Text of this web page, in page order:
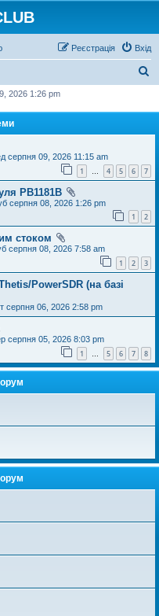
Вхід
Реєстрація
2026 1:26 pm
серпня 09, 2026 11:15 am
1 … 4 5 6 7
PB1181B
серпня 08, 2026 1:26 pm
1 2
стоком
серпня 08, 2026 7:58 am
1 2 3
PowerSDR (на базі
серпня 06, 2026 2:58 pm
серпня 05, 2026 8:03 pm
1 … 5 6 7 8